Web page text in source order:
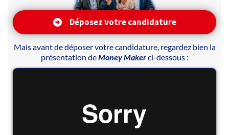
Déposez votre candidature
Mais avant de déposer votre candidature, regardez bien la
présentation deMoney Makerci-dessous :